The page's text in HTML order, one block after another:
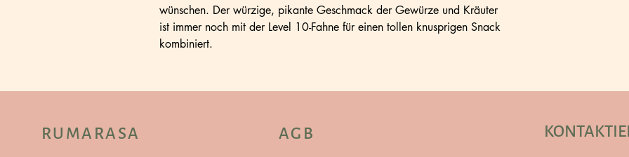
wünschen. Der würzige, pikante Geschmack der Gewürze und Kräuter
ist immer noch mit der Level 10-Fahne für einen tollen knusprigen Snack
kombiniert.
RUMARASA AGB